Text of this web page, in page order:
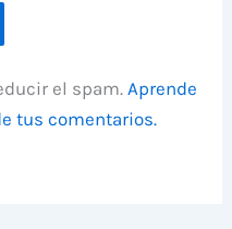
el spam.Aprende
tus comentarios.